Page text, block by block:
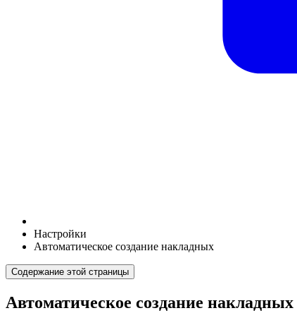
Настройки
Автоматическое создание накладных
Содержание этой страницы
Автоматическое создание накладных